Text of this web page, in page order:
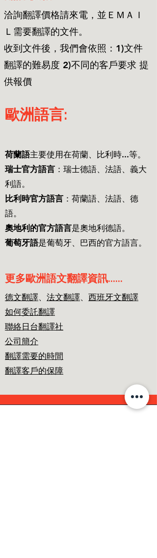
洽詢翻譯價格請來電，並ＥＭＡＩ
Ｌ需要翻譯的文件。
收到文件後，我們會依照：1)文件
翻譯的難易度 2)不同的客戶要求 提
供報價
歐洲語言:
荷蘭語主要使用在荷蘭、比利時...等。
瑞士官方語言 ：瑞士德語、法語、義大
利語。
比利時官方語言 ：荷蘭語、法語、德
語。
奧地利的官方語言是奧地利德語。
葡萄牙語是葡萄牙、巴西的官方語言。
​更多歐洲語文翻譯資訊......
​德文翻譯、 法文翻譯、 西班牙文翻譯
如何委託翻譯
聯絡日台翻譯社
公司簡介
翻譯需要的時間
翻譯客戶的保障